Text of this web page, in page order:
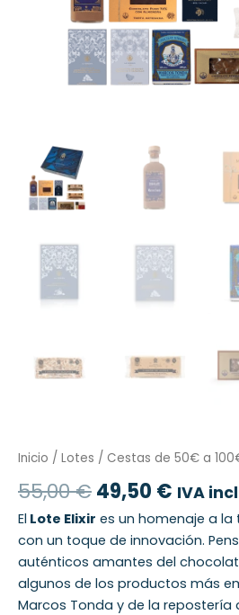
Inicio / Lotes / Cestas de 50€ a
55,00€49,50 € IVA
El Lote Elixir es un homenaje a
con un toque de innovación.
auténticos amantes del
algunos de los productos más
Marcos Tonda y de la repostería